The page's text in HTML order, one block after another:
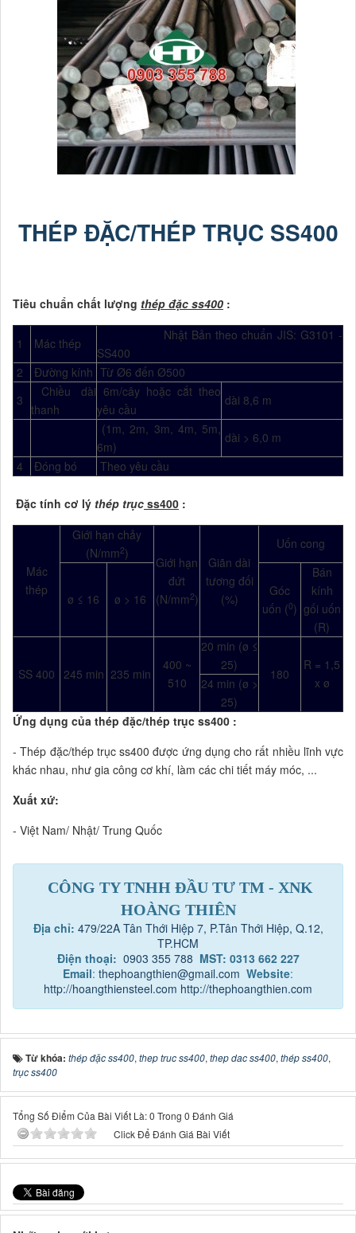
THÉP ĐẶC/THÉP TRỤC SS400
Tiêu chuẩn chất lượng thép đặc ss400 :
1 Mác thép
Nhật Bản theo chuẩn JIS: G3101 -
SS400
2
Đường kính Từ Ø6 đến Ø500
3
Chiều dài
thanh
6m/cây hoặc cắt theo
yêu cầu
dài 8,6 m
(1m, 2m, 3m, 4m, 5m,
6m)
dài > 6,0 m
4
Đóng bó Theo yêu cầu
Đặc tính cơ lý thép trục ss400 :
Mác
thép
Giới hạn chảy
(N/mm2)
Giới hạn
đứt
(N/mm2)
Giãn dài
tương đối
(%)
Uốn cong
ø ≤ 16 ø > 16
Góc
uốn (0)
Bán
kính
gối uốn
(R)
SS 400 245 min 235 min
400 ~
510
20 min (ø ≤
25)
180
R = 1,5
x ø
24 min (ø >
25)
Ứng dụng của thép đặc/thép trục ss400 :
- Thép đặc/thép trục ss400 được ứng dụng cho rất nhiều lĩnh vực
khác nhau, như gia công cơ khí, làm các chi tiết máy móc, ...
Xuất xứ:
- Việt Nam/ Nhật/ Trung Quốc
CÔNG TY TNHH ĐẦU TƯ TM - XNK
HOÀNG THIÊN
Địa chỉ: 479/22A Tân Thới Hiệp 7, P.Tân Thới Hiệp, Q.12,
TP.HCM
Điện thoại: 0903 355 788 MST: 0313 662 227
Email: thephoangthien@gmail.com Website:
http://hoangthiensteel.com http://thephoangthien.com
Từ khóa: thép đặc ss400, thep truc ss400, thep dac ss400, thép ss400,
trục ss400
Tổng Số Điểm Của Bài Viết Là: 0 Trong 0 Đánh Giá
Click Để Đánh Giá Bài Viết